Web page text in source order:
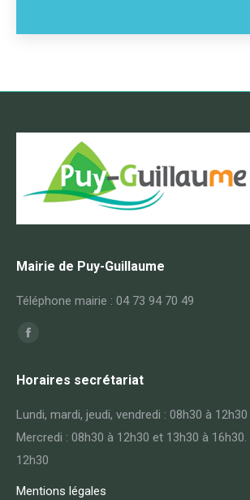
Mairie de Puy-Guillaume
Téléphone mairie : 04 73 94 70 49
Trouvez nous sur :
Horaires secrétariat
Lundi, mardi, jeudi, vendredi : 08h30 à
Mercredi : 08h30 à 12h30 et 13h30 à
12h30
Mentions légales